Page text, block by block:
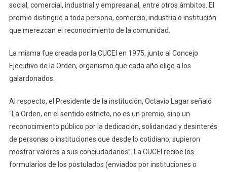
social, comercial, industrial y empresarial, entre otros ámbitos. El
premio distingue a toda persona, comercio, industria o institución
que merezcan el reconocimiento de la comunidad.
La misma fue creada por la CUCEI en 1975, junto al Concejo
Ejecutivo de la Orden, organismo que cada año elige a los
galardonados.
Al respecto, el Presidente de la institución, Octavio Lagar señaló
“La Orden, en el sentido estricto, no es un premio, sino un
reconocimiento público por la dedicación, solidaridad y desinterés
de personas o instituciones que desde lo cotidiano, supieron
mostrar valores a sus conciudadanos”. La CUCEI recibe los
formularios de los postulados (enviados por instituciones o